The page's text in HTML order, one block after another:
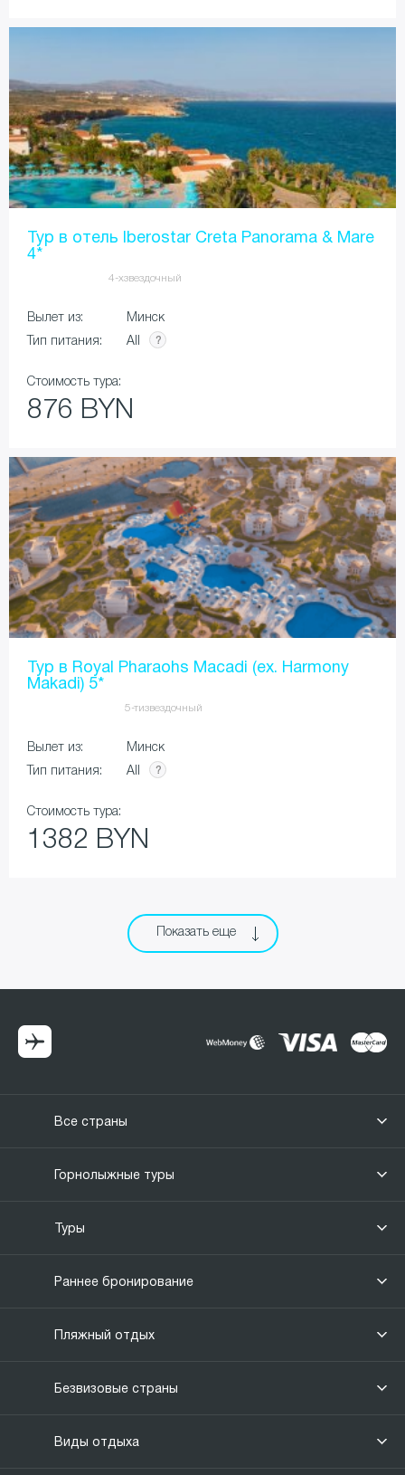
Тур в отель Iberostar Creta Panorama & Mare
4*
4-хзвездочный
Вылет из:
Минск
Тип питания:
All
Стоимость тура:
876 BYN
Тур в Royal Pharaohs Macadi (ex. Harmony
Makadi) 5*
5-тизвездочный
Вылет из:
Минск
Тип питания:
All
Стоимость тура:
1382 BYN
Показать еще
Все страны
Горнолыжные туры
Туры
Раннее бронирование
Пляжный отдых
Безвизовые страны
Виды отдыха